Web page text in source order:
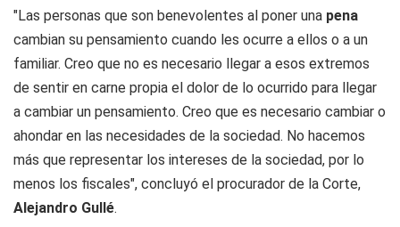
"Las personas que son benevolentes al poner una pena
cambian su pensamiento cuando les ocurre a ellos o a un
familiar. Creo que no es necesario llegar a esos extremos
de sentir en carne propia el dolor de lo ocurrido para llegar
a cambiar un pensamiento. Creo que es necesario cambiar o
ahondar en las necesidades de la sociedad. No hacemos
más que representar los intereses de la sociedad, por lo
menos los fiscales", concluyó el procurador de la Corte,
Alejandro Gullé.